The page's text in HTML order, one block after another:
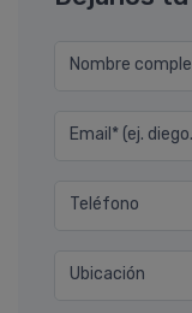
Nombre
Email* (ej.
Teléfono
Ubicación